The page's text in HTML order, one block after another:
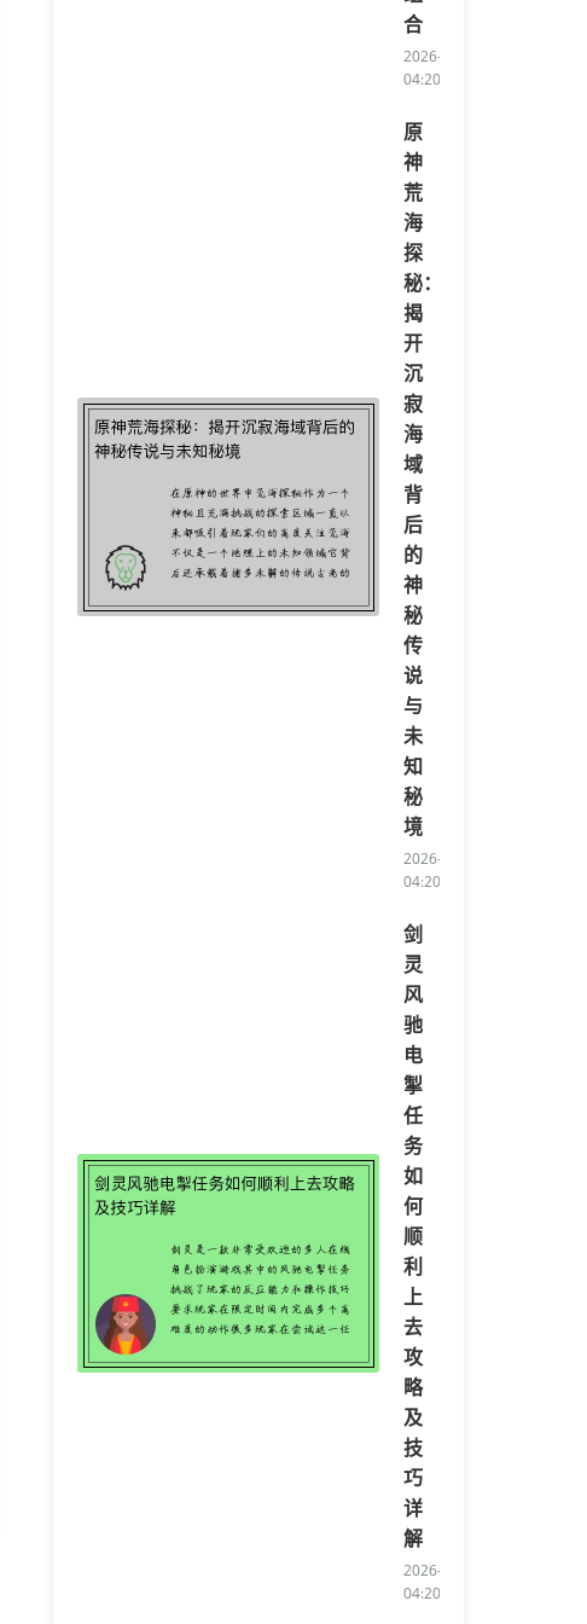
合
2026-08-06
04:20:07/li>
原
神
荒
海
探
秘：
揭
开
沉
寂
海
域
背
后
的
神
秘
传
说
与
未
知
秘
境
2026-08-05
04:20:06/li>
剑
灵
风
驰
电
掣
任
务
如
何
顺
利
上
去
攻
略
及
技
巧
详
解
2026-08-04
04:20:08/li>